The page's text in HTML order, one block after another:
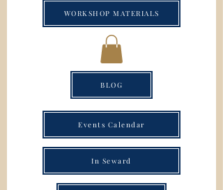
Events Calendar
In Seward
BLOG
WORKSHOP MATERIALS